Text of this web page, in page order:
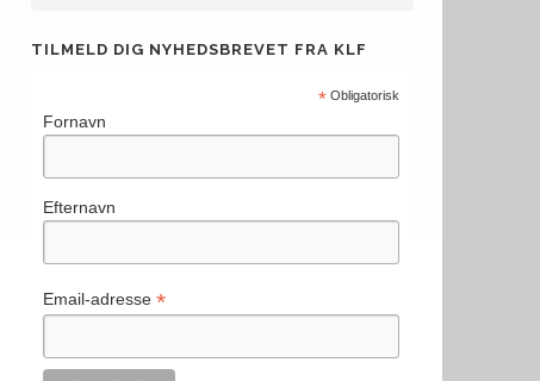
TILMELD DIG NYHEDSBREVET FRA KLF
*Obligatorisk
Fornavn
Efternavn
Email-adresse *